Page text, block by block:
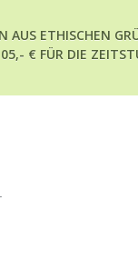
AUS ETHISCHEN
€ FÜR DIE